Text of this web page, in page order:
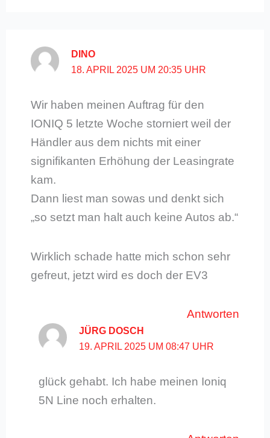
DINO
18. APRIL 2025 UM 20:35 UHR
Wir haben meinen Auftrag für den
IONIQ 5 letzte Woche storniert weil der
Händler aus dem nichts mit einer
signifikanten Erhöhung der Leasingrate
kam.
Dann liest man sowas und denkt sich
„so setzt man halt auch keine Autos ab.“
Wirklich schade hatte mich schon sehr
gefreut, jetzt wird es doch der EV3
Antworten
JÜRG DOSCH
19. APRIL 2025 UM 08:47 UHR
glück gehabt. Ich habe meinen Ioniq
5N Line noch erhalten.